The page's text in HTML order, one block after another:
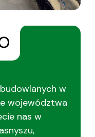
w
województwa
nas w